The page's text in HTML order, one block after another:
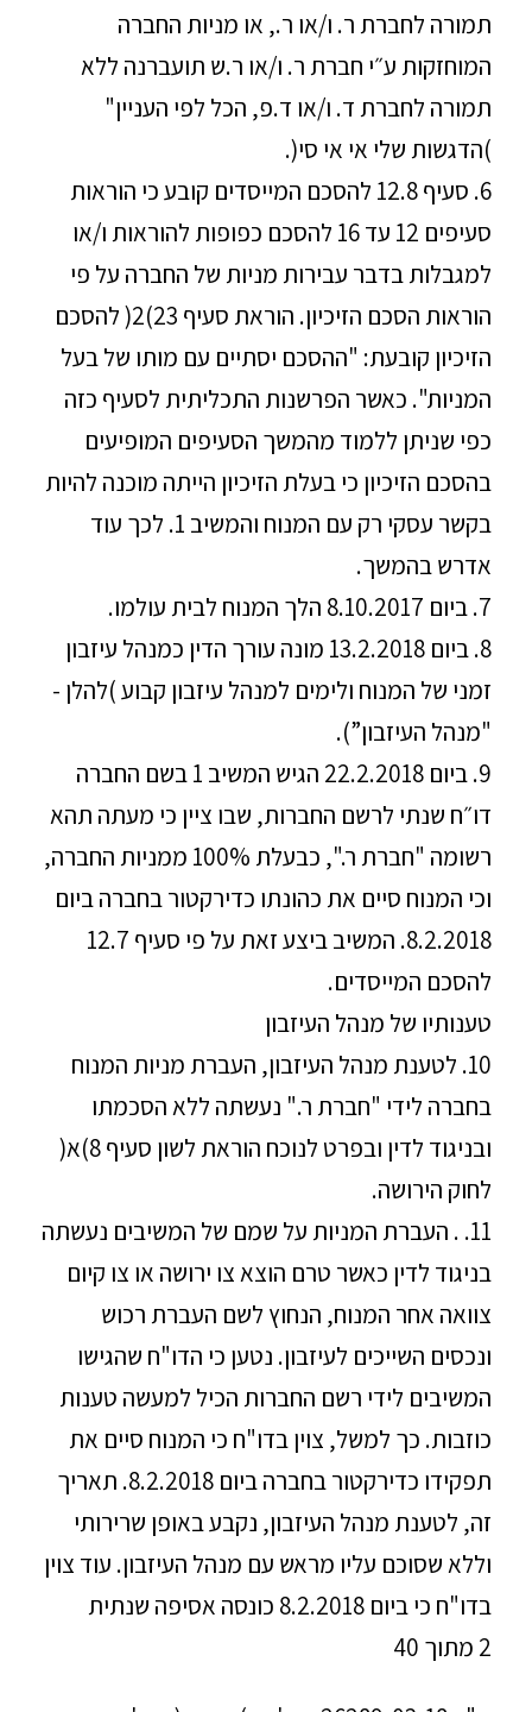
תמורה לחברת ר. ו/או ר., או מניות החברה
המוחזקות ע״י חברת ר. ו/או ר.ש תועברנה ללא
תמורה לחברת ד. ו/או ד.פ, הכל לפי העניין"
)הדגשות שלי אי אי סי(.
6. סעיף 12.8 להסכם המייסדים קובע כי הוראות
סעיפים 12 עד 16 להסכם כפופות להוראות ו/או
למגבלות בדבר עבירות מניות של החברה על פי
הוראות הסכם הזיכיון. הוראת סעיף 23)2( להסכם
הזיכיון קובעת: "ההסכם יסתיים עם מותו של בעל
המניות". כאשר הפרשנות התכליתית לסעיף כזה
כפי שניתן ללמוד מהמשך הסעיפים המופיעים
בהסכם הזיכיון כי בעלת הזיכיון הייתה מוכנה להיות
בקשר עסקי רק עם המנוח והמשיב 1. לכך עוד
אדרש בהמשך.
7. ביום 8.10.2017 הלך המנוח לבית עולמו.
8. ביום 13.2.2018 מונה עורך הדין כמנהל עיזבון
זמני של המנוח ולימים למנהל עיזבון קבוע )להלן -
"מנהל העיזבון”).
9. ביום 22.2.2018 הגיש המשיב 1 בשם החברה
דו״ח שנתי לרשם החברות, שבו ציין כי מעתה תהא
רשומה "חברת ר.", כבעלת 100% ממניות החברה,
וכי המנוח סיים את כהונתו כדירקטור בחברה ביום
8.2.2018. המשיב ביצע זאת על פי סעיף 12.7
להסכם המייסדים.
טענותיו של מנהל העיזבון
10. לטענת מנהל העיזבון, העברת מניות המנוח
בחברה לידי "חברת ר." נעשתה ללא הסכמתו
ובניגוד לדין ובפרט לנוכח הוראת לשון סעיף 8)א(
לחוק הירושה.
11. . העברת המניות על שמם של המשיבים נעשתה
בניגוד לדין כאשר טרם הוצא צו ירושה או צו קיום
צוואה אחר המנוח, הנחוץ לשם העברת רכוש
ונכסים השייכים לעיזבון. נטען כי הדו"ח שהגישו
המשיבים לידי רשם החברות הכיל למעשה טענות
כוזבות. כך למשל, צוין בדו"ח כי המנוח סיים את
תפקידו כדירקטור בחברה ביום 8.2.2018. תאריך
זה, לטענת מנהל העיזבון, נקבע באופן שרירותי
וללא שסוכם עליו מראש עם מנהל העיזבון. עוד צוין
בדו"ח כי ביום 8.2.2018 כונסה אסיפה שנתית
2 מתוך 40